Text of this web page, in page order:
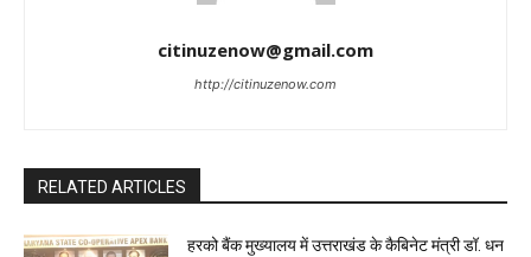
citinuzenow@gmail.com
http://citinuzenow.com
RELATED ARTICLES
हरको बैंक मुख्यालय में उत्तराखंड के कैबिनेट मंत्री डॉ. धन